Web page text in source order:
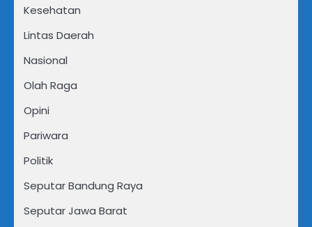
Kesehatan
Lintas Daerah
Nasional
Olah Raga
Opini
Pariwara
Politik
Seputar Bandung Raya
Seputar Jawa Barat